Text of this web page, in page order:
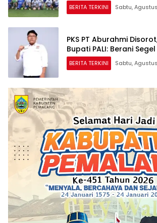
BERITA TERKINI Sabtu,
PKS PT Aburahmi
Bupati PALI: Berani
BERITA TERKINI Sabtu,